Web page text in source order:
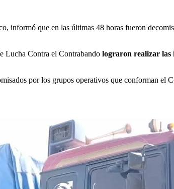
que en las últimas 48 horas fueron
Lucha Contra el Contrabando lograron realizar las
por los grupos operativos que conforman el